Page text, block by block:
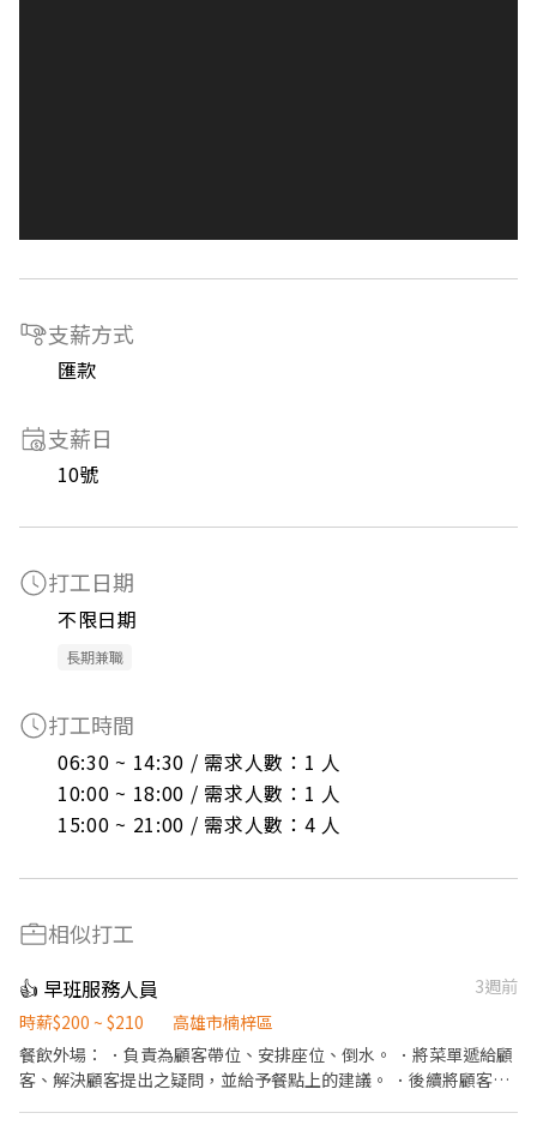
支薪方式
匯款
支薪日
10號
打工日期
不限日期
長期兼職
打工時間
06:30 ~ 14:30 / 需求人數：1 人
10:00 ~ 18:00 / 需求人數：1 人
15:00 ~ 21:00 / 需求人數：4 人
相似打工
👍 早班服務人員
3週前
時薪$200 ~ $210
高雄市楠梓區
餐飲外場： ．負責為顧客帶位、安排座位、倒水。 ．將菜單遞給顧
客、解決顧客提出之疑問，並給予餐點上的建議。 ．後續將顧客點